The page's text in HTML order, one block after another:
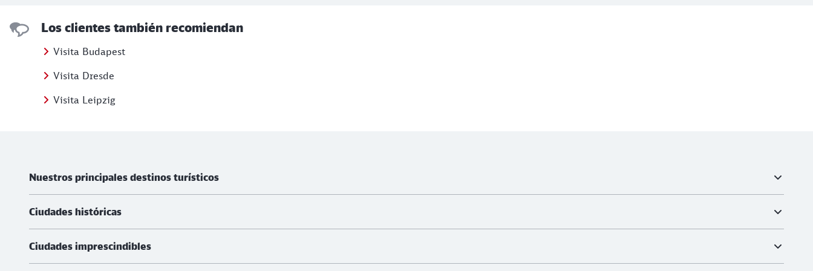
Los clientes también recomiendan
Visita Budapest
Visita Dresde
Visita Leipzig
Nuestros principales destinos turísticos
Ciudades históricas
Ciudades imprescindibles